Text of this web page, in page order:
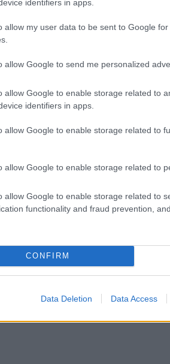
identifiers in apps.
allow my user data to be sent to Google
allow Google to send me personalized
allow Google to enable storage related to
identifiers in apps.
allow Google to enable storage related to
allow Google to enable storage related to
allow Google to enable storage related to
functionality and fraud prevention,
CONFIRM
Data Deletion Data Access
και συνομιλίες που
γίνεται αναφορά στη
καθώς και σε συναντήσεις
μεταφορά νέων ποσοτήτων
συνελήφθησαν για την υπόθεση,
τις απολογίες τους. Οι δύο
με περιοριστικούς
αστυνομικό τμήμα της περιοχής
με βασικό στόχο τον
από τη σύλληψη του